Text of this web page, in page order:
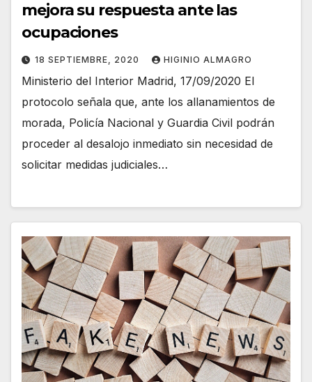
mejora su respuesta ante las
ocupaciones
18 SEPTIEMBRE, 2020 HIGINIO ALMAGRO
Ministerio del Interior Madrid, 17/09/2020 El
protocolo señala que, ante los allanamientos de
morada, Policía Nacional y Guardia Civil podrán
proceder al desalojo inmediato sin necesidad de
solicitar medidas judiciales…